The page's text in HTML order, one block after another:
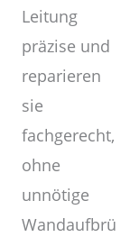
Leitung
präzise und
reparieren
sie
fachgerecht,
ohne
unnötige
Wandaufbrü